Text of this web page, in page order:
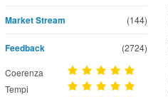
(144)
Market Stream
Feedback (2724)
Coerenza
Tempi